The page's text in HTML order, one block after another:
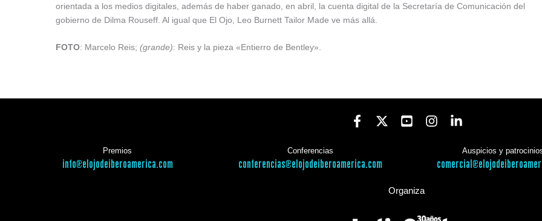
orientada a los medios digitales, además de haber ganado, en abril, la cuenta digital de la Secretaría de Comunicación del
gobierno de Dilma Rouseff. Al igual que El Ojo, Leo Burnett Tailor Made ve más allá.
FOTO: Marcelo Reis; (grande): Reis y la pieza «Entierro de Bentley».
Premios
info@elojodeiberoamerica.com
Conferencias
conferencias@elojodeiberoamerica.com
Auspicios y
Organiza